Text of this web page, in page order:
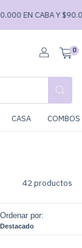
Y $90.000 EN EL
0
CASA
42 productos
Ordenar por:
Destacado